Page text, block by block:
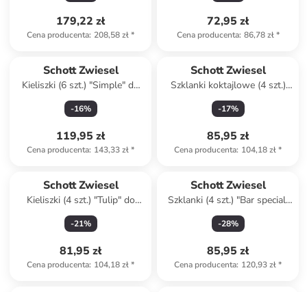
179,22 zł
Cena producenta: 208,58 zł*
72,95 zł
Cena producenta: 86,78 zł*
Schott Zwiesel
Kieliszki (6 szt.) "Simple" do
shotów - 46 ml
-16%
119,95 zł
Cena producenta: 143,33 zł*
Schott Zwiesel
Szklanki koktajlowe (4 szt.)
"Fave" - 410 ml
-17%
85,95 zł
Cena producenta: 104,18 zł*
Schott Zwiesel
Kieliszki (4 szt.) "Tulip" do
czerwonego wina - 782 ml
-21%
81,95 zł
Cena producenta: 104,18 zł*
Schott Zwiesel
Szklanki (4 szt.) "Bar special"
do ginu z tonikiem - 548 ml
-28%
85,95 zł
Cena producenta: 120,93 zł*